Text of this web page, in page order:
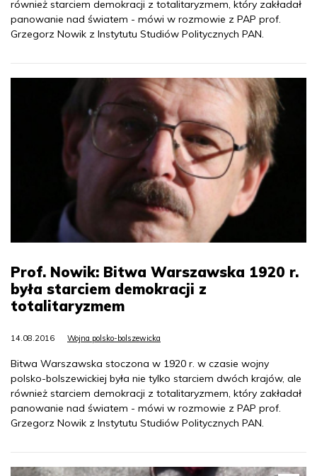
również starciem demokracji z totalitaryzmem, który zakładał
panowanie nad światem - mówi w rozmowie z PAP prof.
Grzegorz Nowik z Instytutu Studiów Politycznych PAN.
Prof. Nowik: Bitwa Warszawska 1920 r.
była starciem demokracji z
totalitaryzmem
14.08.2016 Wojna polsko-bolszewicka
Bitwa Warszawska stoczona w 1920 r. w czasie wojny
polsko-bolszewickiej była nie tylko starciem dwóch krajów, ale
również starciem demokracji z totalitaryzmem, który zakładał
panowanie nad światem - mówi w rozmowie z PAP prof.
Grzegorz Nowik z Instytutu Studiów Politycznych PAN.